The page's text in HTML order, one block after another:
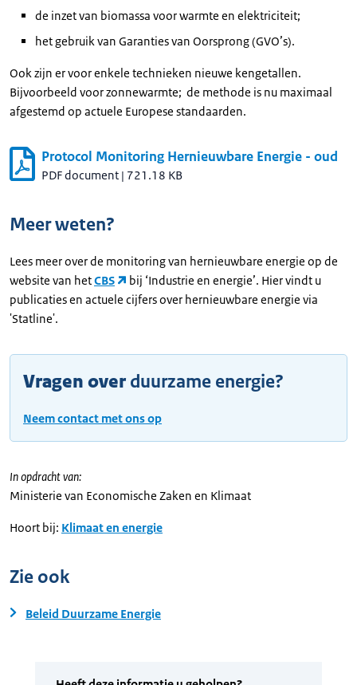
de inzet van biomassa voor warmte en elektriciteit;
het gebruik van Garanties van Oorsprong (GVO’s).
Ook zijn er voor enkele technieken nieuwe kengetallen.
Bijvoorbeeld voor zonnewarmte; de methode is nu maximaal
afgestemd op actuele Europese standaarden.
Protocol Monitoring Hernieuwbare Energie - oud
PDF document | 721.18 KB
Meer weten?
Lees meer over de monitoring van hernieuwbare energie op de
website van hetCBS bij ‘Industrie en energie’. Hier vindt u
publicaties en actuele cijfers over hernieuwbare energie via
'Statline'.
Vragen over duurzame energie?
Neem contact met ons op
In opdracht van:
Ministerie van Economische Zaken en Klimaat
Hoort bij: Klimaat en energie
Zie ook
Beleid Duurzame Energie